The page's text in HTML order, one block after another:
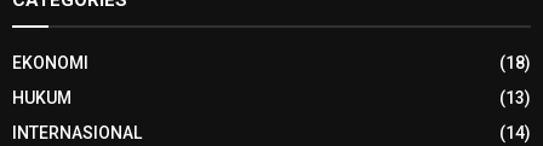
EKONOMI
(18)
HUKUM
(13)
INTERNASIONAL
(14)